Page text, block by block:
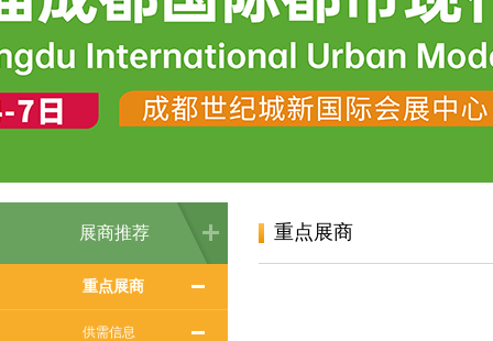
展商推荐
重点展商
供需信息
重点展商